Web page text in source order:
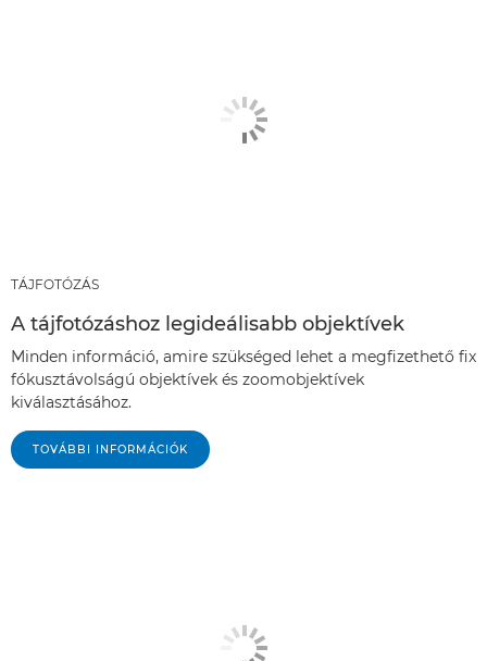
TÁJFOTÓZÁS
A tájfotózáshoz legideálisabb objektívek
Minden információ, amire szükséged lehet a megfizethető fix
fókusztávolságú objektívek és zoomobjektívek
kiválasztásához.
TOVÁBBI INFORMÁCIÓK